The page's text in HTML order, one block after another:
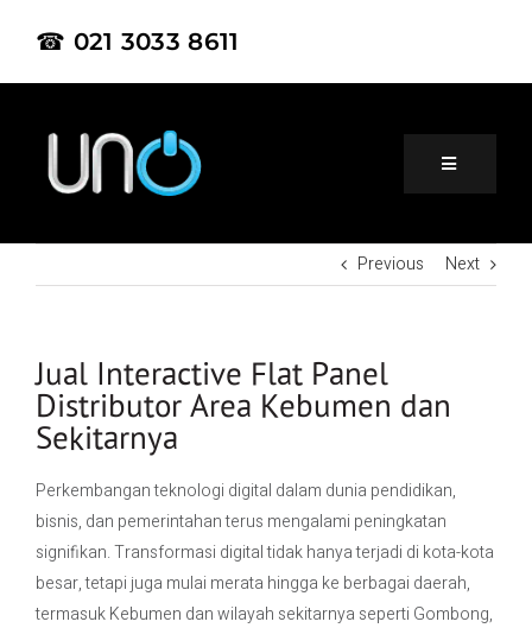
☎ 021 3033 8611
Home
Project
Contact Us
Previous Next
Jual Interactive Flat Panel
Distributor Area Kebumen dan
Sekitarnya
Perkembangan teknologi digital dalam dunia pendidikan,
bisnis, dan pemerintahan terus mengalami peningkatan
signifikan. Transformasi digital tidak hanya terjadi di kota-kota
besar, tetapi juga mulai merata hingga ke berbagai daerah,
termasuk Kebumen dan wilayah sekitarnya seperti Gombong,